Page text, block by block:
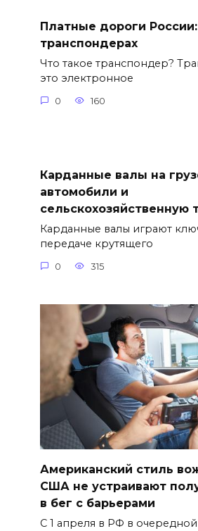
Платные дороги
транспондерах
Что такое транспондер?
это электронное
0 160
Карданные валы на
автомобили и
сельскохозяйственную
Карданные валы играют
передаче крутящего
0 315
Американский стиль
США не устраивают
в бег с барьерами
С 1 апреля в РФ в